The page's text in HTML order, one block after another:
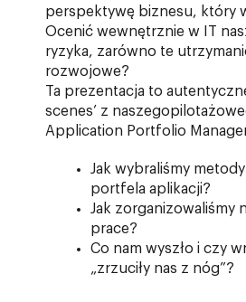
perspektywę biznesu, który
Ocenić wewnętrznie w IT
ryzyka, zarówno te
rozwojowe?
Ta prezentacja to
scenes’ z
Application Portfolio
Jak wybraliśmy
portfela aplikacji?
Jak zorganizowaliśmy
prace?
Co nam wyszło i czy
„zrzuciły nas z nóg”?